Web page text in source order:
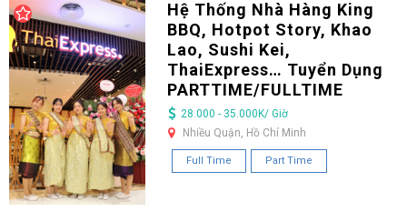
Hệ Thống Nhà Hàng King
BBQ, Hotpot Story, Khao
Lao, Sushi Kei,
ThaiExpress… Tuyển Dụng
PARTTIME/FULLTIME
28.000 - 35.000K/ Giờ
Nhiều Quận, Hồ Chí Minh
Full Time Part Time